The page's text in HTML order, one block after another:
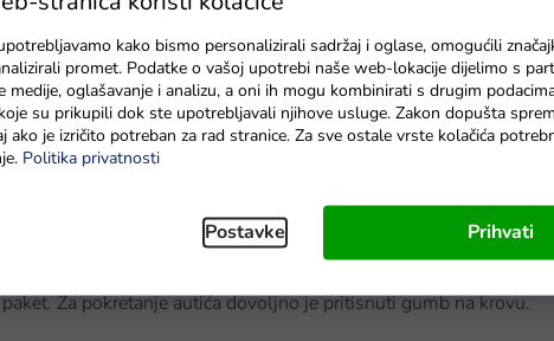
kako bismo personalizirali sadržaj i oglase, omogućili
promet. Podatke o vašoj upotrebi naše web-lokacije dijelimo s
medije, oglašavanje i analizu, a oni ih mogu kombinirati s drugim
su prikupili dok ste upotrebljavali njihove usluge. Zakon dopušta
ako je izričito potreban za rad stranice. Za sve ostale vrste kolačića
Politika privatnosti
Postavke Prihvati
za djecu od 3 godine. Staze su fleksibilne i mogu se sastaviti u
vožnje autića. Fluorescentne staze svijetle u mraku, što
koja stvara nevjerojatan efekt pri vožnji u mraku. Autić se
Za pokretanje autića dovoljno je pritisnuti gumb na krovu.